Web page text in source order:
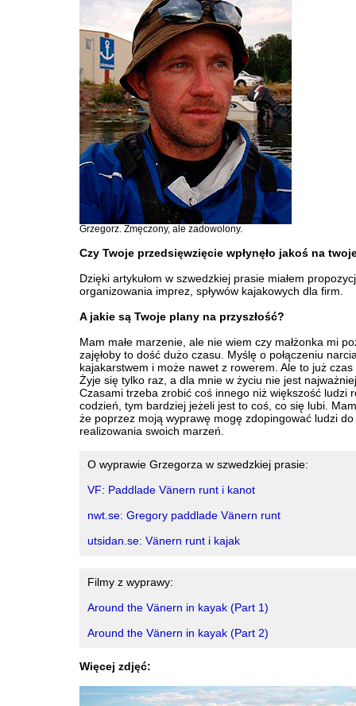
Grzegorz. Zmęczony, ale zadowolony.
Czy Twoje przedsięwzięcie wpłynęło jakoś na
Dzięki artykułom w szwedzkiej prasie miałem
organizowania imprez, spływów kajakowych dla firm.
A jakie są Twoje plany na przyszłość?
Mam małe marzenie, ale nie wiem czy małżonka mi
zajęłoby to dość dużo czasu. Myślę o połączeniu
kajakarstwem i może nawet z rowerem. Ale to już czas
Żyje się tylko raz, a dla mnie w życiu nie jest
Czasami trzeba zrobić coś innego niż większość ludzi
codzień, tym bardziej jeżeli jest to coś, co się lubi.
że poprzez moją wyprawę mogę zdopingować ludzi do
realizowania swoich marzeń.
O wyprawie Grzegorza w szwedzkiej prasie:
VF: Paddlade Vänern runt i kanot
nwt.se: Gregory paddlade Vänern runt
utsidan.se: Vänern runt i kajak
Filmy z wyprawy:
Around the Vänern in kayak (Part 1)
Around the Vänern in kayak (Part 2)
Więcej zdjęć: